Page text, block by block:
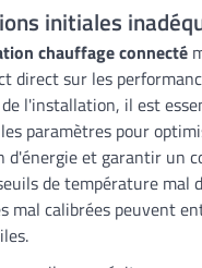
initiales
chauffage connecté
direct sur les
l'installation, il est
paramètres pour
d'énergie et garantir un
de température mal
mal calibrées peuvent